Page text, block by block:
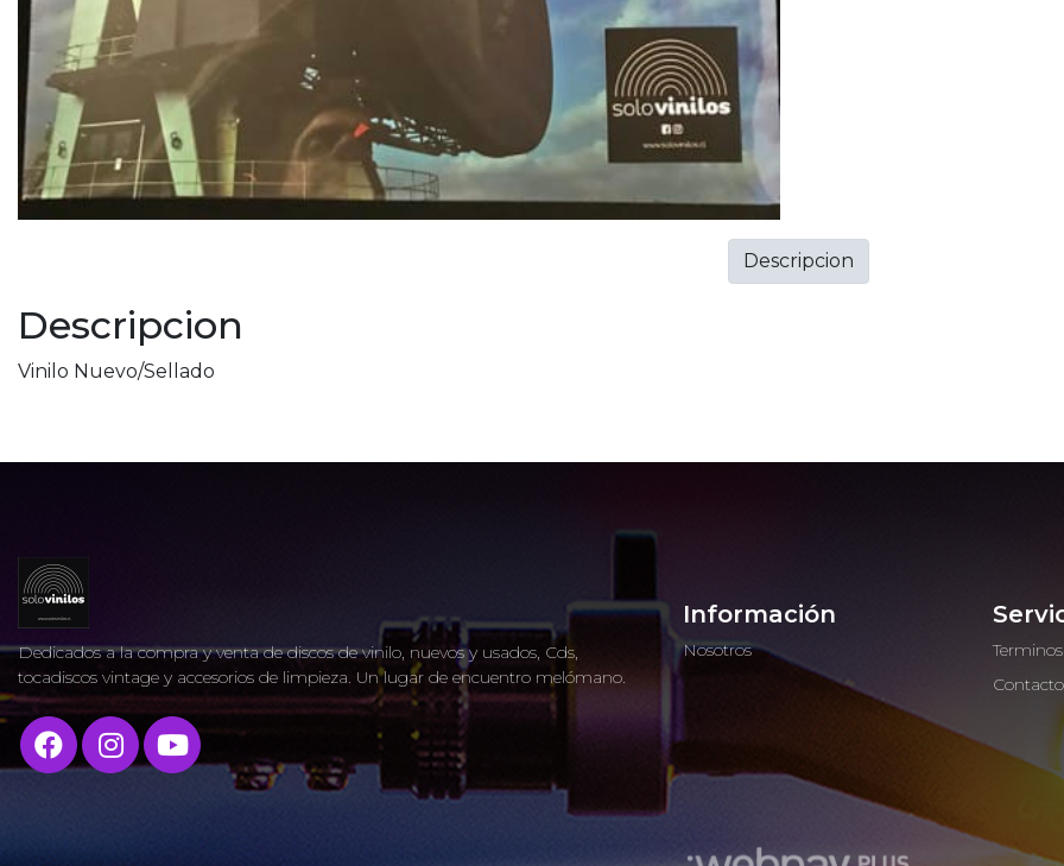
Descripcion
Vinilo Nuevo/Sellado
Descripcion
Dedicados a la compra y venta de discos de vinilo, nuevos y usados, Cds,
tocadiscos vintage y accesorios de limpieza. Un lugar de encuentro melómano.
Información
Nosotros
Contacto